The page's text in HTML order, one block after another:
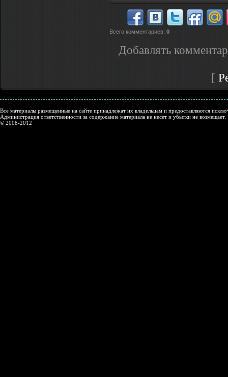
Всего комментариев: 0
Добавлять
[
Все материалы размещенные на сайте принадлежат их владельцам и предоставляются
Администрация ответственности за содержание материала не несет и убытки не возмещает.
© 2008-2012